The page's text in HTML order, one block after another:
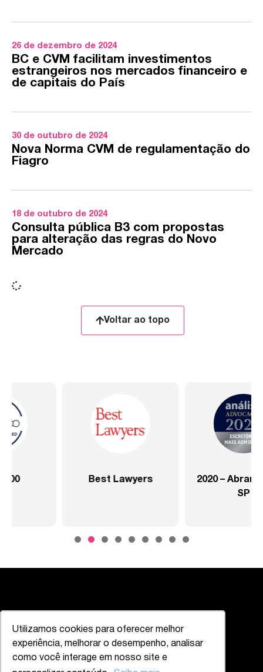
Utilizamos cookies para oferecer melhor
experiência, melhorar o desempenho, analisar
como você interage em nosso site e
26 de dezembro de 2024
BC e CVM facilitam investimentos
estrangeiros nos mercados financeiro e
de capitais do País
30 de outubro de 2024
Nova Norma CVM de regulamentação do
Fiagro
18 de outubro de 2024
Consulta pública B3 com propostas
para alteração das regras do Novo
Mercado
Voltar ao topo
2020 – Abrangente –
2020 – Abrangente –
Setor Saúde
Profissionais
Áreas de Prática
Publicações
Escritórios
Instagram
Linkedin